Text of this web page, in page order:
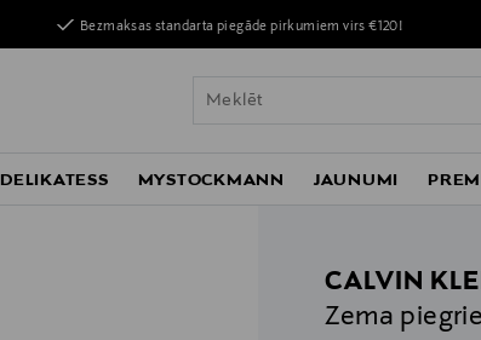
Bezmaksas standarta piegāde pirkumiem virs €120!
DELIKATESS MYSTOCKMANN JAUNUMI
CALVIN
Zema